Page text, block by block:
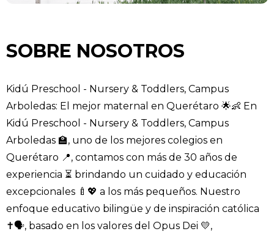
SOBRE NOSOTROS
Kidú Preschool - Nursery & Toddlers, Campus
Arboledas: El mejor maternal en Querétaro 🌟👶 En
Kidú Preschool - Nursery & Toddlers, Campus
Arboledas 🏫, uno de los mejores colegios en
Querétaro 📍, contamos con más de 30 años de
experiencia ⏳ brindando un cuidado y educación
excepcionales 🍼💖 a los más pequeños. Nuestro
enfoque educativo bilingüe y de inspiración católica
✝️🗣️, basado en los valores del Opus Dei 💛,